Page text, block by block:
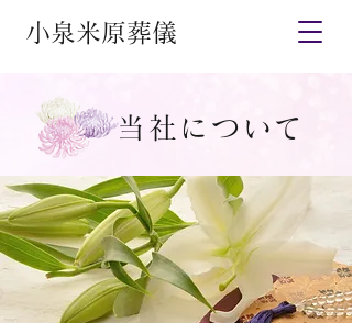
小泉米原葬儀
当社について